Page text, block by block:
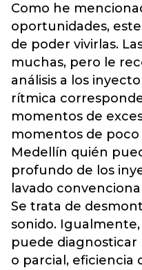
Como he
oportunidades,
de poder vivirlas.
muchas, pero le
análisis a los
rítmica
momentos de
momentos de
Medellín quién
profundo de los
lavado
Se trata de
sonido.
puede
o parcial, eficiencia